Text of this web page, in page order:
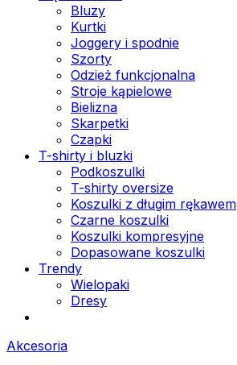
Bluzy
Kurtki
Joggery i spodnie
Szorty
Odzież funkcjonalna
Stroje kąpielowe
Bielizna
Skarpetki
Czapki
T-shirty i bluzki
Podkoszulki
T-shirty oversize
Koszulki z długim rękawem
Czarne koszulki
Koszulki kompresyjne
Dopasowane koszulki
Trendy
Wielopaki
Dresy
Akcesoria